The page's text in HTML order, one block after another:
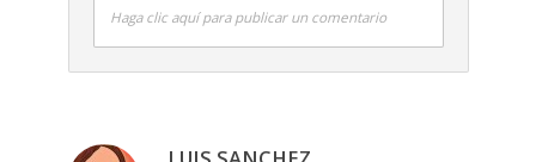
Haga clic aquí para publicar un comentario